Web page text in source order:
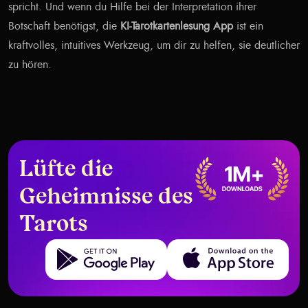
spricht. Und wenn du Hilfe bei der Interpretation ihrer
Botschaft benötigst, die KI-Tarotkartenlesung Appist ein
kraftvolles, intuitives Werkzeug, um dir zu helfen, sie deutlicher
zu hören.
Lüfte die
Geheimnisse des
Tarots
Get it on Google Play Download on the App Store